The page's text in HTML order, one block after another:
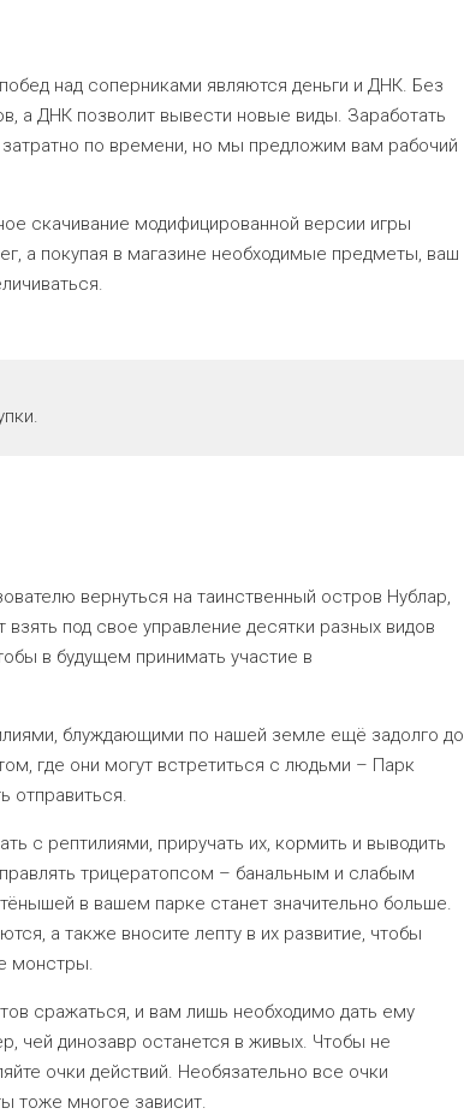
над соперниками являются деньги и ДНК. Без
а ДНК позволит вывести новые виды. Заработать
по времени, но мы предложим вам рабочий
скачивание модифицированной версии игры
а покупая в магазине необходимые предметы, ваш
вернуться на таинственный остров Нублар,
под свое управление десятки разных видов
в будущем принимать участие в
блуждающими по нашей земле ещё задолго до
где они могут встретиться с людьми – Парк
отправиться.
с рептилиями, приручать их, кормить и выводить
трицератопсом – банальным и слабым
в вашем парке станет значительно больше.
а также вносите лепту в их развитие, чтобы
монстры.
сражаться, и вам лишь необходимо дать ему
чей динозавр останется в живых. Чтобы не
очки действий. Необязательно все очки
тоже многое зависит.